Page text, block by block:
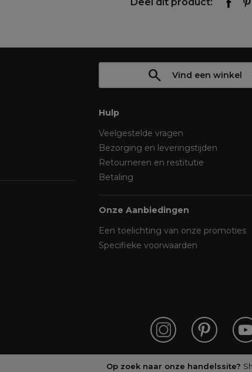
Vind een winkel
Hulp
Veelgestelde vragen
Bezorging en leveringstijden
Retourneren en restitutie
Betaling
Onze Aanbiedingen
Een toelichting van onze promoties
Specifieke voorwaarden
Op zoek naar onze handelssite?